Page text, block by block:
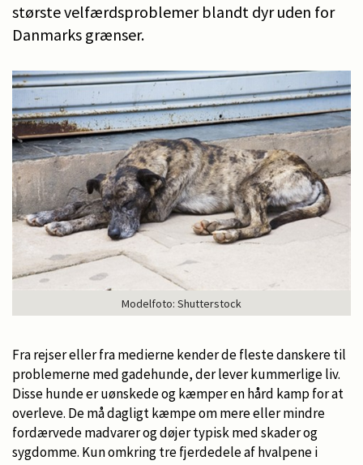
største velfærdsproblemer blandt dyr uden for
Danmarks grænser.
Modelfoto: Shutterstock
Fra rejser eller fra medierne kender de fleste danskere til
problemerne med gadehunde, der lever kummerlige liv.
Disse hunde er uønskede og kæmper en hård kamp for at
overleve. De må dagligt kæmpe om mere eller mindre
fordærvede madvarer og døjer typisk med skader og
sygdomme. Kun omkring tre fjerdedele af hvalpene i